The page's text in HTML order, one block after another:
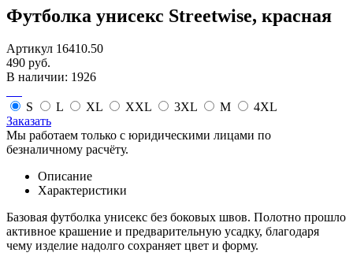
Футболка унисекс Streetwise, красная
Артикул 16410.50
490 руб.
В наличии: 1926
S L XL XXL 3XL M
4XL
Заказать
Мы работаем только с юридическими лицами по
безналичному расчёту.
Описание
Характеристики
Базовая футболка унисекс без боковых швов. Полотно прошло
активное крашение и предварительную усадку, благодаря
чему изделие надолго сохраняет цвет и форму.